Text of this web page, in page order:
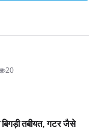
20
तबीयत, गटर जैसे